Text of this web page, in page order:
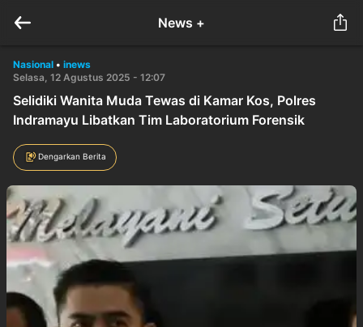
News +
Nasional • inews
Selasa, 12 Agustus 2025 - 12:07
Selidiki Wanita Muda Tewas di Kamar Kos, Polres
Indramayu Libatkan Tim Laboratorium Forensik
Dengarkan Berita